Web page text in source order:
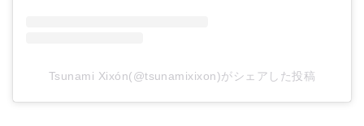
Tsunami Xixón(@tsunamixixon)がシェアした投稿